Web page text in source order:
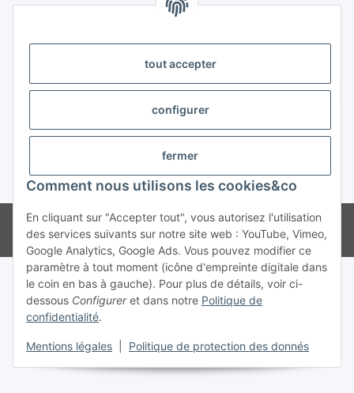
tout accepter
configurer
fermer
Comment nous utilisons les cookies&co
En cliquant sur "Accepter tout", vous autorisez l'utilisation
des services suivants sur notre site web : YouTube, Vimeo,
Google Analytics, Google Ads. Vous pouvez modifier ce
paramètre à tout moment (icône d'empreinte digitale dans
le coin en bas à gauche). Pour plus de détails, voir ci-
dessous Configureret dans notre Politique de
confidentialité.
Mentions légales Politique de protection des donnés
#global.withdrawalForm#
* Tous les prix s'entendent TVA incluse
© Weinmann GmbH - Alle Rechte vorbehalten -
Alle Angebote richten
sich ausschließlich an registrierte Fachhändler